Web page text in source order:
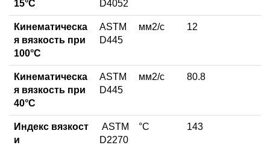
15°С D4052
Кинематическа
я вязкость при
100°С
ASTM
D445
мм2/с 12
Кинематическа
я вязкость при
40°С
ASTM
D445
мм2/с 80.8
Индекс вязкост
и
ASTM
D2270
°C 143